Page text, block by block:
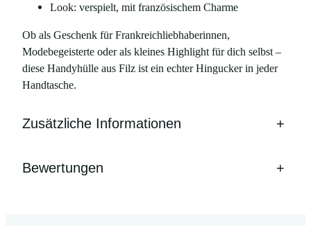
r
t
Look: verspielt, mit französischem Charme
Ob als Geschenk für Frankreichliebhaberinnen,
Modebegeisterte oder als kleines Highlight für dich selbst –
diese Handyhülle aus Filz ist ein echter Hingucker in jeder
Handtasche.
Zusätzliche Informationen +
Bewertungen +